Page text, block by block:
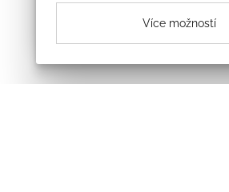
Více možností